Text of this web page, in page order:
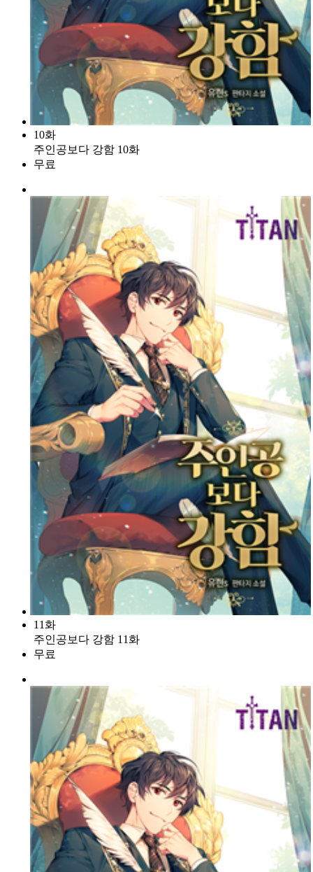
10화
주인공보다 강함 10화
무료
11화
주인공보다 강함 11화
무료